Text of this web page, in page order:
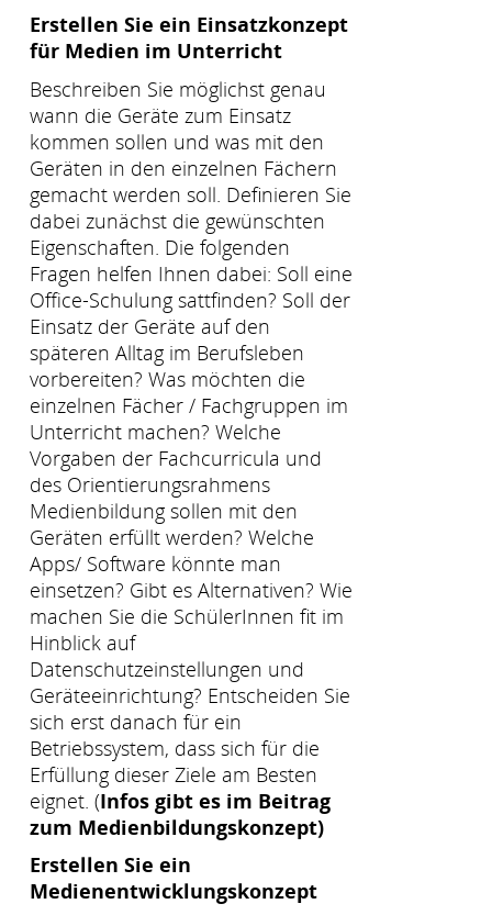
Erstellen Sie ein Einsatzkonzept
für Medien im Unterricht
Beschreiben Sie möglichst genau
wann die Geräte zum Einsatz
kommen sollen und was mit den
Geräten in den einzelnen Fächern
gemacht werden soll. Definieren Sie
dabei zunächst die gewünschten
Eigenschaften. Die folgenden
Fragen helfen Ihnen dabei: Soll eine
Office-Schulung sattfinden? Soll der
Einsatz der Geräte auf den
späteren Alltag im Berufsleben
vorbereiten? Was möchten die
einzelnen Fächer / Fachgruppen im
Unterricht machen? Welche
Vorgaben der Fachcurricula und
des Orientierungsrahmens
Medienbildung sollen mit den
Geräten erfüllt werden? Welche
Apps/ Software könnte man
einsetzen? Gibt es Alternativen? Wie
machen Sie die SchülerInnen fit im
Hinblick auf
Datenschutzeinstellungen und
Geräteeinrichtung? Entscheiden Sie
sich erst danach für ein
Betriebssystem, dass sich für die
Erfüllung dieser Ziele am Besten
eignet. (Infos gibt es im Beitrag
zum Medienbildungskonzept)
Erstellen Sie ein
Medienentwicklungskonzept